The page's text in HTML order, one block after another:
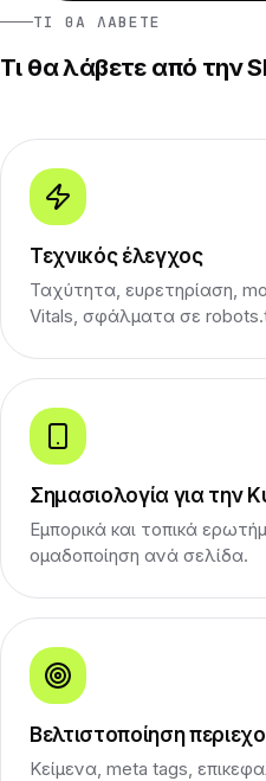
ΤΙ ΘΑ ΛΆΒΕΤΕ
Τι θα λάβετε από την
Τεχνικός έλεγχος
Ταχύτητα, ευρετηρίαση,
Vitals, σφάλματα σε
Σημασιολογία για την
Εμπορικά και τοπικά
ομαδοποίηση ανά σελίδα.
Βελτιστοποίηση
Κείμενα, meta tags,